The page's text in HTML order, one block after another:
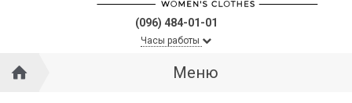
(096) 484-01-01
Часы работы
Меню